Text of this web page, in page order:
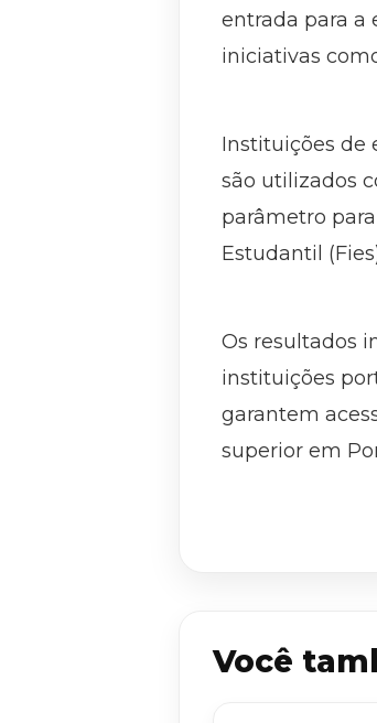
entrada para a
iniciativas
Instituições de
são utilizados
parâmetro
Estudantil
Os resultados
instituições
garantem
superior em
Você